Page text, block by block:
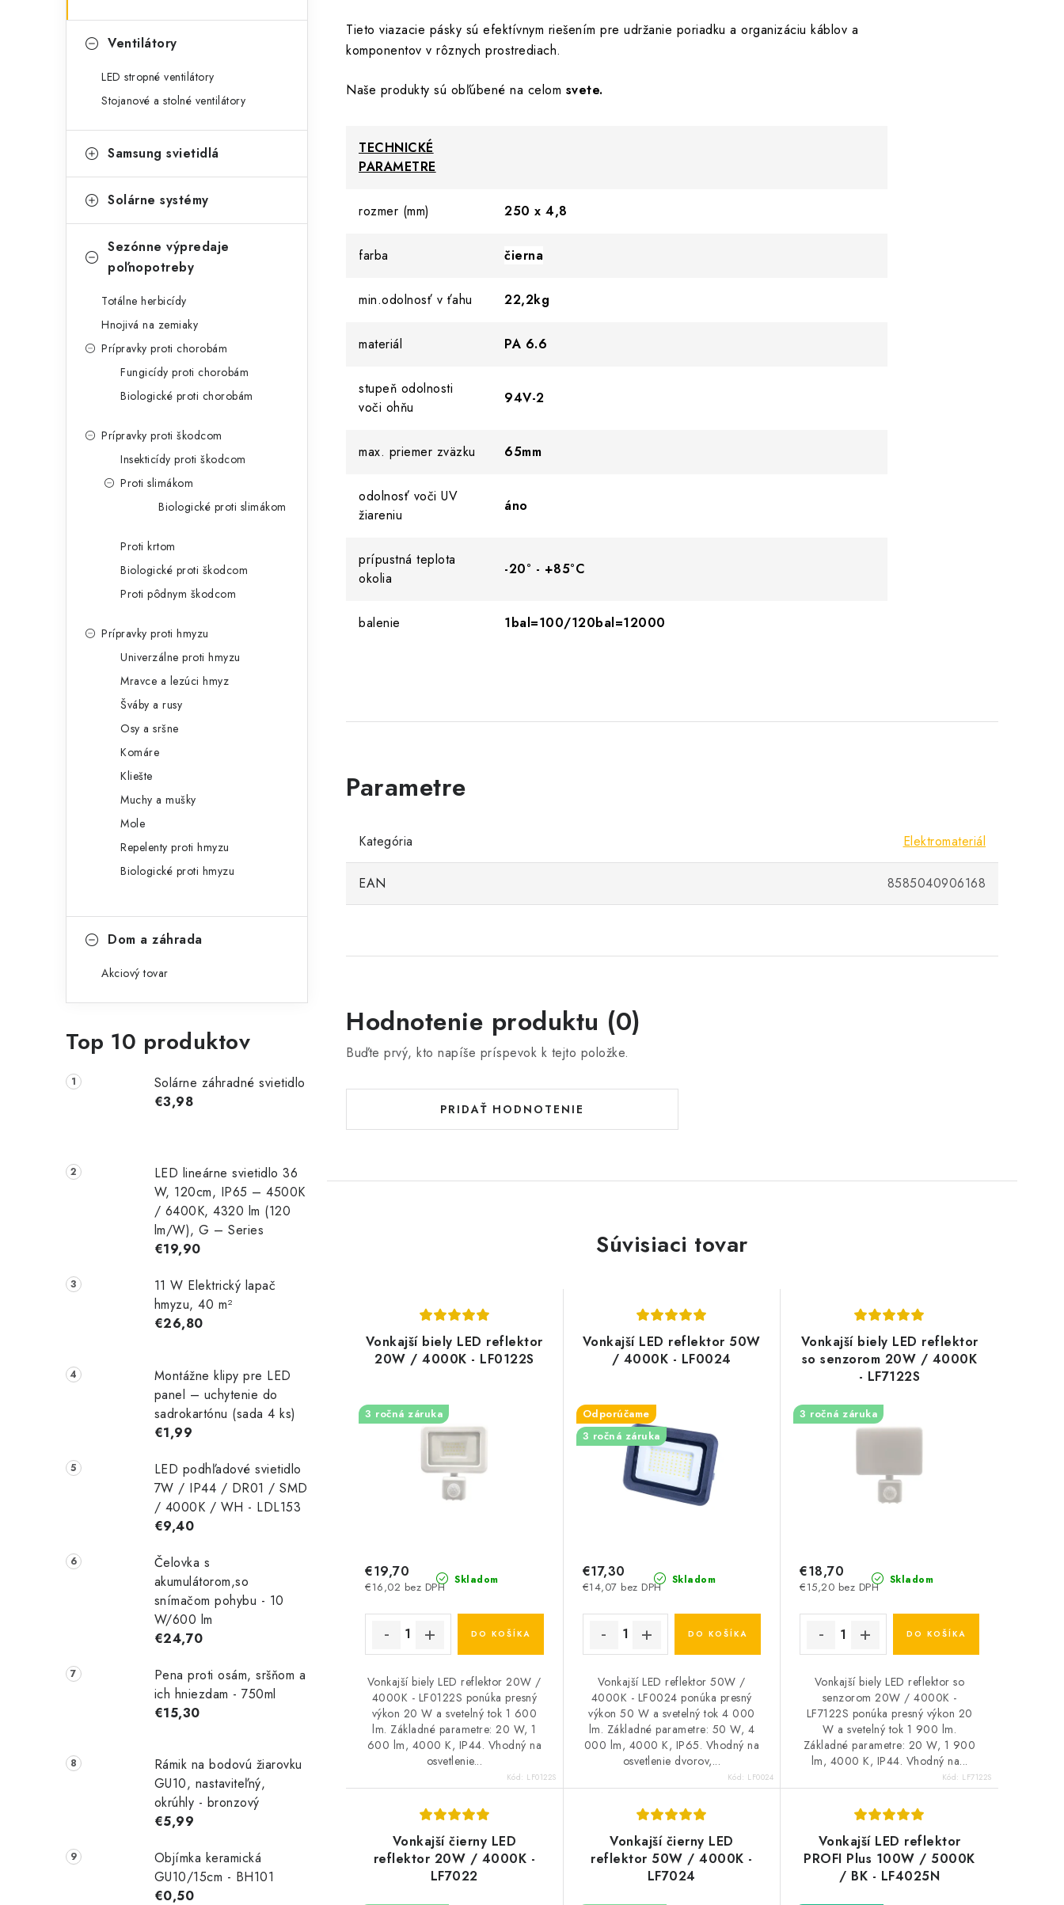
Ventilátory
LED stropné ventilátory
Stojanové a stolné ventilátory
Samsung svietidlá
Solárne systémy
Sezónne výpredaje
poľnopotreby
Totálne herbicídy
Hnojivá na zemiaky
Prípravky proti chorobám
Fungicídy proti chorobám
Biologické proti chorobám
Prípravky proti škodcom
Insekticídy proti škodcom
Proti slimákom
Biologické proti slimákom
Proti krtom
Biologické proti škodcom
Proti pôdnym škodcom
Prípravky proti hmyzu
Univerzálne proti hmyzu
Mravce a lezúci hmyz
Šváby a rusy
Osy a sršne
Komáre
Kliešte
Muchy a mušky
Mole
Repelenty proti hmyzu
Biologické proti hmyzu
Dom a záhrada
Akciový tovar
Top 10 produktov
Solárne záhradné svietidlo
€3,98
LED lineárne svietidlo 36
W, 120cm, IP65 – 4500K
/ 6400K, 4320 lm (120
lm/W), G – Series
€19,90
11 W Elektrický lapač
hmyzu, 40 m²
€26,80
Montážne klipy pre LED
panel – uchytenie do
sadrokartónu (sada 4 ks)
€1,99
LED podhľadové svietidlo
7W / IP44 / DR01 / SMD
/ 4000K / WH - LDL153
€9,40
Čelovka s
akumulátorom,so
snímačom pohybu - 10
W/600 lm
€24,70
Pena proti osám, sršňom a
ich hniezdam - 750ml
€15,30
Rámik na bodovú žiarovku
GU10, nastaviteľný,
okrúhly - bronzový
€5,99
Objímka keramická
GU10/15cm - BH101
€0,50
Tieto viazacie pásky sú efektívnym riešením pre udržanie poriadku a organizáciu káblov a
komponentov v rôznych prostrediach.
Naše produkty sú obľúbené na celom svete.
TECHNICKÉ
PARAMETRE
rozmer (mm) 250 x 4,8
farba čierna
min.odolnosť v ťahu 22,2kg
materiál PA 6.6
stupeň odolnosti
voči ohňu
94V-2
max. priemer zväzku 65mm
odolnosť voči UV
žiareniu
áno
prípustná teplota
okolia
-20° - +85°C
balenie 1bal=100/120bal=12000
Kategória Elektromateriál
EAN 8585040906168
Hodnotenie produktu (0)
Buďte prvý, kto napíše príspevok k tejto položke.
PRIDAŤ HODNOTENIE
Súvisiaci tovar
Vonkajší biely LED reflektor
20W / 4000K - LF0122S
3 ročná záruka
Skladom
€16,02 bez DPH
€19,70
DO KOŠÍKA
Vonkajší biely LED reflektor 20W /
4000K - LF0122S ponúka presný
výkon 20 W a svetelný tok 1 600
lm. Základné parametre: 20 W, 1
600 lm, 4000 K, IP44. Vhodný na
osvetlenie...
Kód: LF0122S
Vonkajší LED reflektor 50W
/ 4000K - LF0024
Odporúčame
3 ročná záruka
Skladom
€14,07 bez DPH
€17,30
DO KOŠÍKA
Vonkajší LED reflektor 50W /
4000K - LF0024 ponúka presný
výkon 50 W a svetelný tok 4 000
lm. Základné parametre: 50 W, 4
000 lm, 4000 K, IP65. Vhodný na
osvetlenie dvorov,...
Kód: LF0024
Vonkajší biely LED reflektor
so senzorom 20W / 4000K
- LF7122S
3 ročná záruka
Skladom
€15,20 bez DPH
€18,70
DO KOŠÍKA
Vonkajší biely LED reflektor so
senzorom 20W / 4000K -
LF7122S ponúka presný výkon 20
W a svetelný tok 1 900 lm.
Základné parametre: 20 W, 1 900
lm, 4000 K, IP44. Vhodný na...
Kód: LF7122S
Vonkajší čierny LED
reflektor 20W / 4000K -
LF7022
Vonkajší čierny LED
reflektor 50W / 4000K -
LF7024
Vonkajší LED reflektor
PROFI Plus 100W / 5000K
/ BK - LF4025N